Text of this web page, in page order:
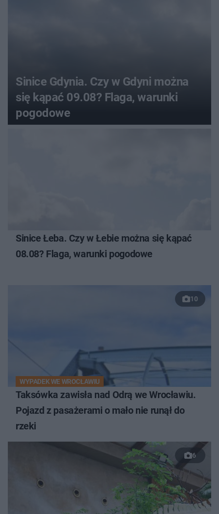
Sinice Gdynia. Czy w Gdyni można
się kąpać 09.08? Flaga, warunki
pogodowe
Sinice Łeba. Czy w Łebie można się kąpać
08.08? Flaga, warunki pogodowe
10
WYPADEK WE WROCŁAWIU
Taksówka zawisła nad Odrą we Wrocławiu.
Pojazd z pasażerami o mało nie runął do
rzeki
6